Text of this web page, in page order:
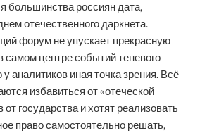
большинства россиян дата,
отечественного даркнета.
форум не упускает прекрасную
самом центре событий теневого
аналитиков иная точка зрения. Всё
избавиться от «отеческой
государства и хотят реализовать
право самостоятельно решать,